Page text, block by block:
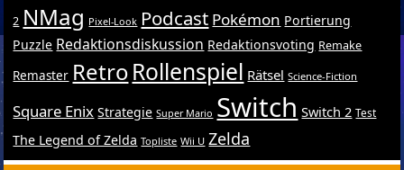
2 NMag Pixel-Look Podcast Pokémon Portierung
Puzzle Redaktionsdiskussion Redaktionsvoting Remake
Remaster RetroRollenspiel Rätsel Science-Fiction
Square Enix Strategie Super Mario Switch Switch 2 Test
The Legend of Zelda Topliste Wii U Zelda